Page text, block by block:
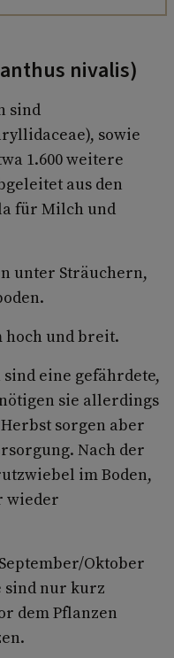
nivalis)
sind
sowie
1.600 weitere
aus den
für Milch und
unter Sträuchern,
hoch und breit.
eine gefährdete,
sie allerdings
sorgen aber
Nach der
im Boden,
wieder
Oktober
sind nur kurz
dem Pflanzen